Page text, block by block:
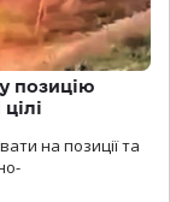
позицію
на позиції та